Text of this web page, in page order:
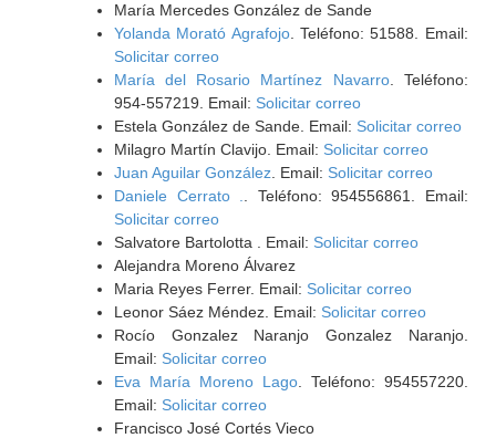
María Mercedes González de Sande
Yolanda Morató Agrafojo. Teléfono: 51588. Email:
Solicitar correo
María del Rosario Martínez Navarro. Teléfono:
954-557219. Email: Solicitar correo
Estela González de Sande. Email: Solicitar correo
Milagro Martín Clavijo. Email: Solicitar correo
Juan Aguilar González. Email: Solicitar correo
Daniele Cerrato .
. Teléfono: 954556861. Email:
Solicitar correo
Salvatore Bartolotta . Email: Solicitar correo
Alejandra Moreno Álvarez
Maria Reyes Ferrer. Email: Solicitar correo
Leonor Sáez Méndez. Email: Solicitar correo
Rocío Gonzalez Naranjo Gonzalez Naranjo.
Email: Solicitar correo
Eva María Moreno Lago. Teléfono: 954557220.
Email: Solicitar correo
Francisco José Cortés Vieco